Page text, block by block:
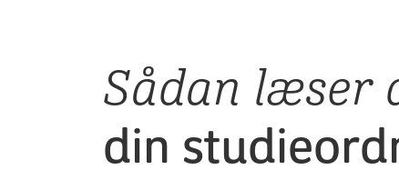
Sådan læser
din